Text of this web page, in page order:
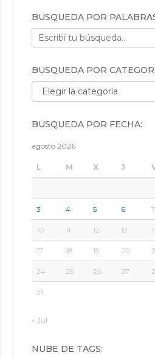
BÚSQUEDA POR
BÚSQUEDA POR
Búsqueda por categorías:
BÚSQUEDA POR FECHA:
agosto 2026
L M X J
3 4 5 6 7
10 11 12 13
17 18 19 20
24 25 26 27
31
« Jul
NUBE DE TAGS: